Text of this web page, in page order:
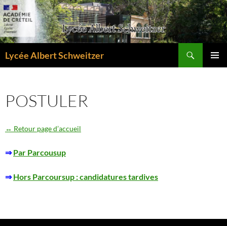
Aller
au
contenu
Lycée Albert Schweitzer
POSTULER
↔ Retour page d’accueil
⇒Par Parcousup
⇒Hors Parcoursup : candidatures tardives